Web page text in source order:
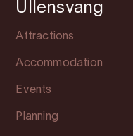
Ullensvang
Attractions
Accommodation
Events
Planning